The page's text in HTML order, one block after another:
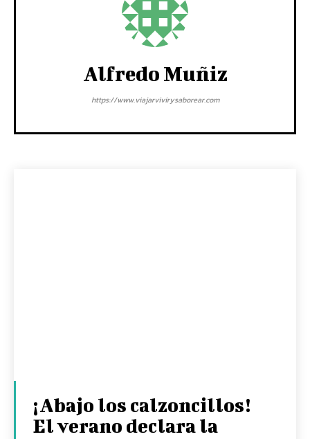
Alfredo Muñiz
https://www.viajarvivirysaborear.com
¡Abajo los calzoncillos!
El verano declara la